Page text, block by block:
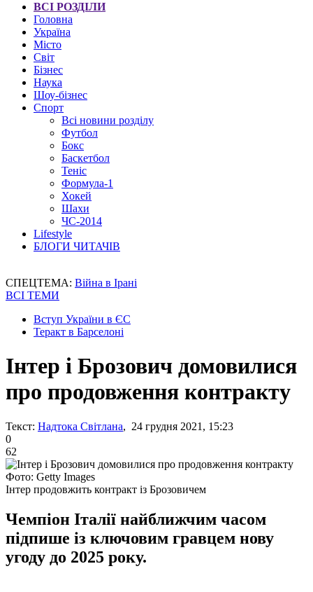
ВСІ РОЗДІЛИ
Головна
Україна
Місто
Світ
Бізнес
Наука
Шоу-бізнес
Спорт
Всі новини розділу
Футбол
Бокс
Баскетбол
Теніс
Формула-1
Хокей
Шахи
ЧС-2014
Lifestyle
БЛОГИ ЧИТАЧІВ
СПЕЦТЕМА: Війна в Ірані
ВСІ ТЕМИ
Вступ України в ЄС
Теракт в Барселоні
Інтер і Брозович домовилися
про продовження контракту
Текст: Надтока Світлана, 24 грудня 2021, 15:23
0
62
Фото: Getty Images
Інтер продовжить контракт із Брозовичем
Чемпіон Італії найближчим часом
підпише із ключовим гравцем нову
угоду до 2025 року.